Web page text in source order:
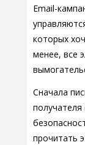
Email-
которых
менее, все
Сначала
прочитать